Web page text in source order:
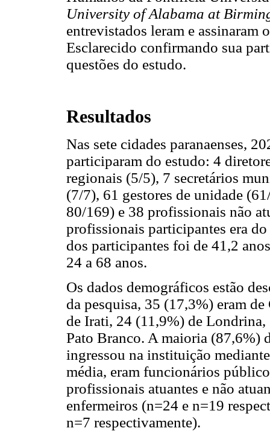
University of Alabama at
entrevistados leram e assinaram
Esclarecido confirmando sua
questões do estudo.
Resultados
Nas sete cidades paranaenses,
participaram do estudo: 4
regionais (5/5), 7 secretários
(7/7), 61 gestores de unidade
80/169) e 38 profissionais não
profissionais participantes era
dos participantes foi de 41,2
24 a 68 anos.
Os dados demográficos estão
da pesquisa, 35 (17,3%) eram
de Irati, 24 (11,9%) de
Pato Branco. A maioria (87,6%)
ingressou na instituição
média, eram funcionários
profissionais atuantes e não
enfermeiros (n=24 e n=19
n=7 respectivamente).